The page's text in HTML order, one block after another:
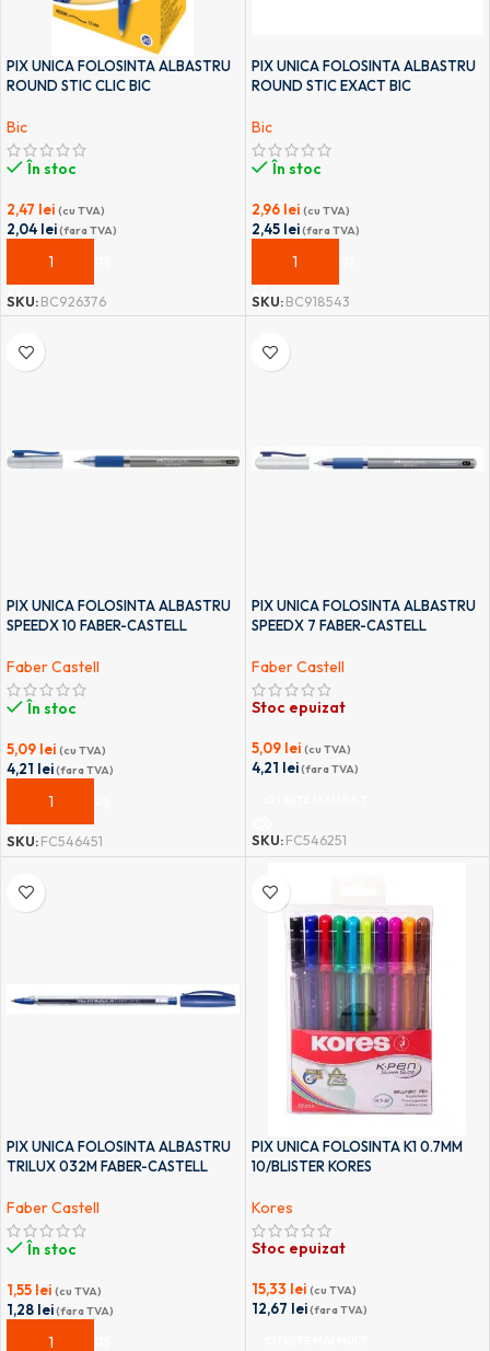
PIX UNICA FOLOSINTA ALBASTRU
ROUND STIC CLIC BIC
Bic
În stoc
2,47 lei (cu TVA)
2,04 lei(fara TVA)
ADAUGĂ ÎN COȘ
SKU:BC926376
PIX UNICA FOLOSINTA ALBASTRU
ROUND STIC EXACT BIC
Bic
În stoc
2,96 lei (cu TVA)
2,45 lei(fara TVA)
ADAUGĂ ÎN COȘ
SKU:BC918543
PIX UNICA FOLOSINTA ALBASTRU
SPEEDX 10 FABER-CASTELL
Faber Castell
În stoc
5,09 lei (cu TVA)
4,21 lei(fara TVA)
ADAUGĂ ÎN COȘ
SKU:FC546451
PIX UNICA FOLOSINTA ALBASTRU
SPEEDX 7 FABER-CASTELL
Faber Castell
Stoc epuizat
5,09 lei (cu TVA)
4,21 lei(fara TVA)
SKU:FC546251
PIX UNICA FOLOSINTA ALBASTRU
TRILUX 032M FABER-CASTELL
Faber Castell
În stoc
1,55 lei (cu TVA)
1,28 lei(fara TVA)
ADAUGĂ ÎN COȘ
PIX UNICA FOLOSINTA K1 0.7MM
10/BLISTER KORES
Kores
Stoc epuizat
15,33 lei (cu TVA)
12,67 lei(fara TVA)